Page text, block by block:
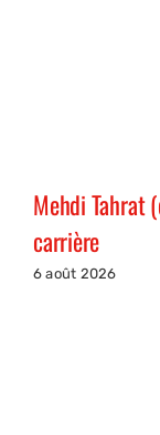
Mehdi Tahrat
carrière
6 août 2026